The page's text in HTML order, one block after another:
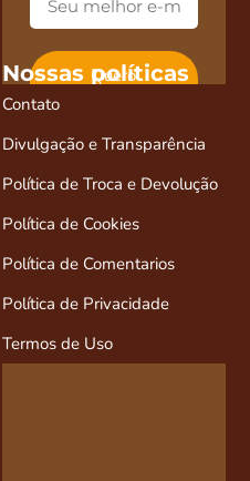
Quero
desconto e
Nossas políticas
Contato
Divulgação e Transparência
Política de Troca e Devolução
Política de Cookies
Política de Comentarios
Política de Privacidade
Termos de Uso